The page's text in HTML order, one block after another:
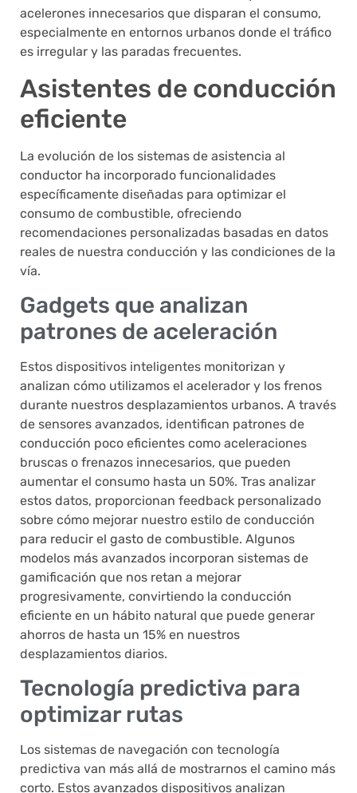
acelerones innecesarios que disparan el consumo,
especialmente en entornos urbanos donde el tráfico
es irregular y las paradas frecuentes.
Asistentes de conducción
eficiente
La evolución de los sistemas de asistencia al
conductor ha incorporado funcionalidades
específicamente diseñadas para optimizar el
consumo de combustible, ofreciendo
recomendaciones personalizadas basadas en datos
reales de nuestra conducción y las condiciones de la
vía.
Gadgets que analizan
patrones de aceleración
Estos dispositivos inteligentes monitorizan y
analizan cómo utilizamos el acelerador y los frenos
durante nuestros desplazamientos urbanos. A través
de sensores avanzados, identifican patrones de
conducción poco eficientes como aceleraciones
bruscas o frenazos innecesarios, que pueden
aumentar el consumo hasta un 50%. Tras analizar
estos datos, proporcionan feedback personalizado
sobre cómo mejorar nuestro estilo de conducción
para reducir el gasto de combustible. Algunos
modelos más avanzados incorporan sistemas de
gamificación que nos retan a mejorar
progresivamente, convirtiendo la conducción
eficiente en un hábito natural que puede generar
ahorros de hasta un 15% en nuestros
desplazamientos diarios.
Tecnología predictiva para
optimizar rutas
Los sistemas de navegación con tecnología
predictiva van más allá de mostrarnos el camino más
corto. Estos avanzados dispositivos analizan